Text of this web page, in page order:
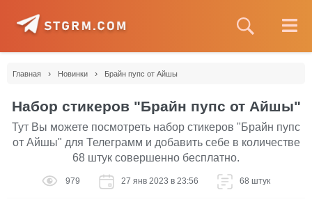
Главная › Новинки › Брайн пупс от Айшы
Набор стикеров "Брайн пупс от Айшы"
Тут Вы можете посмотреть набор стикеров "Брайн пупс
от Айшы" для Телеграмм и добавить себе в количестве
68 штук совершенно бесплатно.
979 27 янв 2023 в 23:56 68 штук